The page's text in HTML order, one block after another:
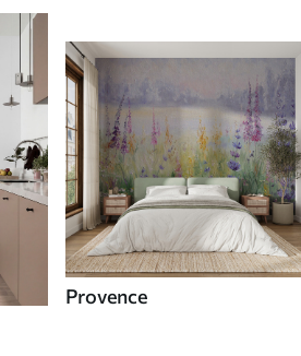
Provence